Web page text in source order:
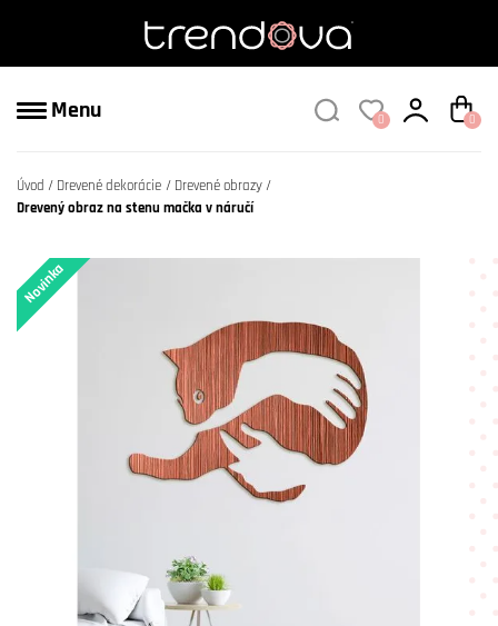
Menu 0 0
Úvod Drevené dekorácie
Drevené obrazy
Drevený obraz na stenu mačka v náručí
Novinka